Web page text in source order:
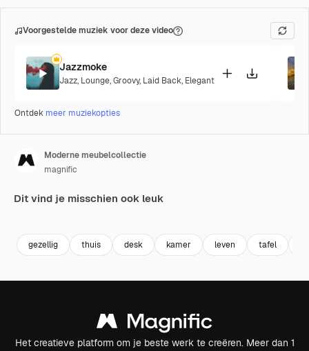
Voorgestelde muziek voor deze video
Jazzmoke
Jazz, Lounge,Groovy, Laid Back, Elegant
Ontdek meer muziekopties
Moderne meubelcollectie
magnific
Dit vind je misschien ook leuk
gezellig thuis desk kamer leven tafel
Het creatieve platform om je beste werk te creëren. Meer dan 1